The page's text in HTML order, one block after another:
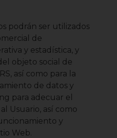
podrán ser utilizados
de
y estadística, y
objeto social de
así como para la
de datos y
para adecuar el
Usuario, así como
y
Web.